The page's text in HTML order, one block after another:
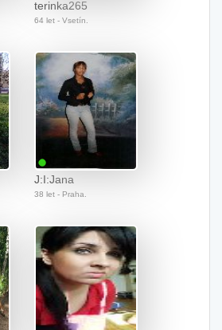
terinka265
64 let - Vsetín.
J:I:Jana
38 let - Praha.